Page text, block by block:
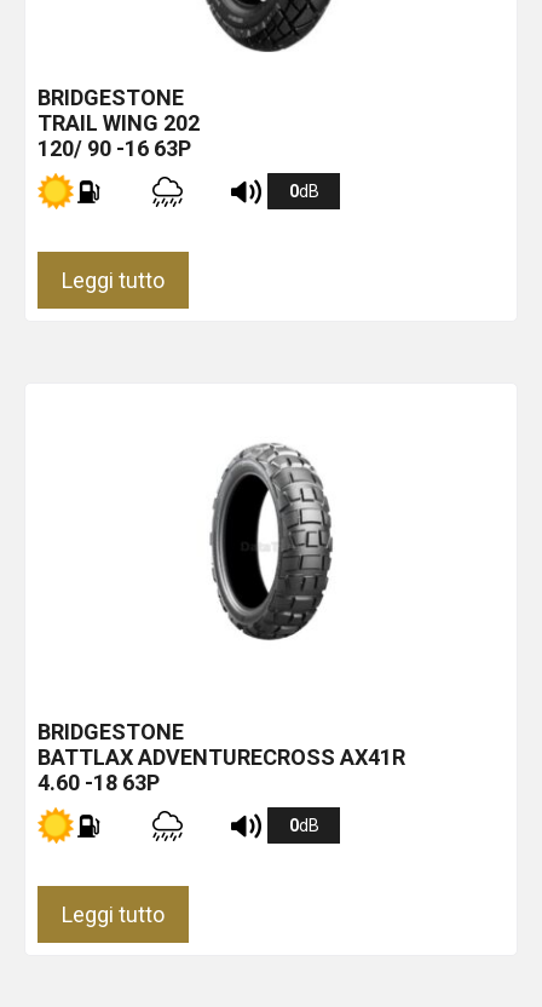
BRIDGESTONE
TRAIL WING 202
120/ 90 -16 63P
0dB
Leggi tutto
BRIDGESTONE
BATTLAX ADVENTURECROSS AX41R
4.60 -18 63P
0dB
Leggi tutto